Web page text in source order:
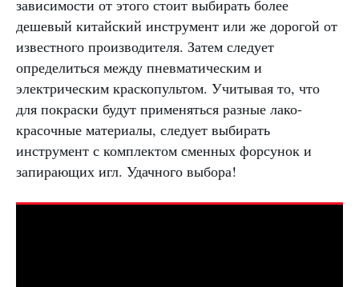
зависимости от этого стоит выбирать более
дешевый китайский инструмент или же дорогой от
известного производителя. Затем следует
определиться между пневматическим и
электрическим краскопультом. Учитывая то, что
для покраски будут применяться разные лако-
красочные материалы, следует выбирать
инструмент с комплектом сменных форсунок и
запирающих игл. Удачного выбора!